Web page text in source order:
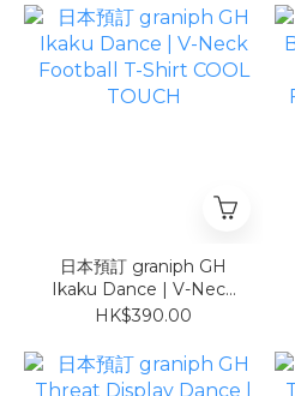
日本預訂 graniph GH
Ikaku Dance | V-Neck
Football T-Shirt COOL
HK$390.00